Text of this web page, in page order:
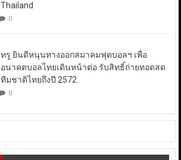
Thailand
0
ทรู ยินดีหนุนทางออกสมาคมฟุตบอลฯ เพื่อ
อนาคตบอลไทยเดินหน้าต่อ รับสิทธิ์ถ่ายทอดสด
ทีมชาติไทยถึงปี 2572
0